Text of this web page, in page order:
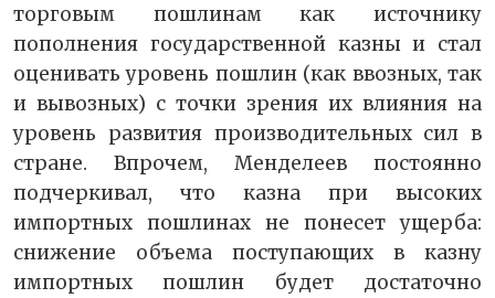
торговым пошлинам как источнику
пополнения государственной казны и стал
оценивать уровень пошлин (как ввозных, так
и вывозных) с точки зрения их влияния на
уровень развития производительных сил в
стране. Впрочем, Менделеев постоянно
подчеркивал, что казна при высоких
импортных пошлинах не понесет ущерба:
снижение объема поступающих в казну
импортных пошлин будет достаточно